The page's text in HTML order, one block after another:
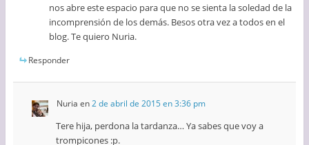
nos abre este espacio para que no se sienta la soledad de la
incomprensión de los demás. Besos otra vez a todos en el
blog. Te quiero Nuria.
Responder
Nuria en2 de abril de 2015 en 3:36 pm
Tere hija, perdona la tardanza… Ya sabes que voy a
trompicones :p.